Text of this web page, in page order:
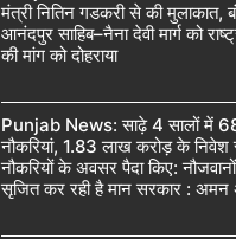
मंत्री नितिन गडकरी से की मुलाकात,
आनंदपुर साहिब–नैना देवी मार्ग को
की मांग को दोहराया
Punjab News: साढ़े 4 सालों में
नौकरियां, 1.83 लाख करोड़ के
नौकरियों के अवसर पैदा किए:
सृजित कर रही है मान सरकार : अमन